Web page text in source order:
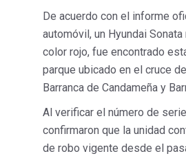
De acuerdo con el informe
automóvil, un Hyundai
color rojo, fue encontrado
parque ubicado en el cruce
Barranca de Candameña y
Al verificar el número de
confirmaron que la unidad
de robo vigente desde el